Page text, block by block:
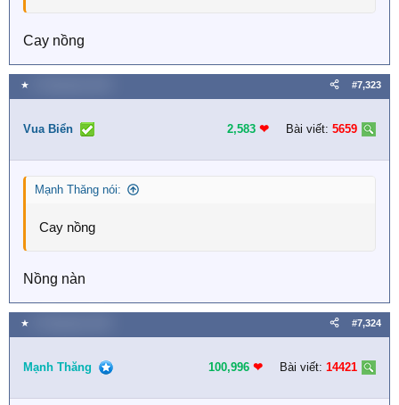
Cay nồng
★ #7,323
Vua Biển 2,583 ❤︎ Bài viết: 5659
Mạnh Thăng nói:
Cay nồng
Nồng nàn
★ #7,324
Mạnh Thăng 100,996 ❤︎ Bài viết: 14421